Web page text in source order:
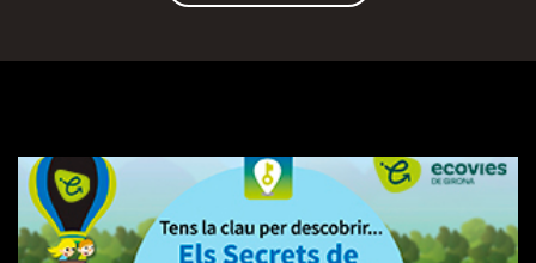
The
Secrets
of
the
Greenways